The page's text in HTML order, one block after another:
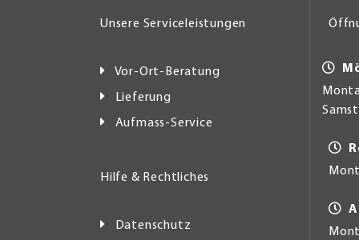
Unsere Serviceleistungen
Vor-Ort-Beratung
Lieferung
Aufmass-Service
Hilfe & Rechtliches
Datenschutz